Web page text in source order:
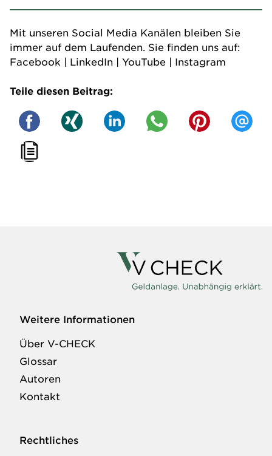
Mit unseren Social Media Kanälen bleiben Sie
immer auf dem Laufenden. Sie finden uns auf:
Facebook | LinkedIn | YouTube | Instagram
Teile diesen Beitrag:
Weitere Informationen
Über V-CHECK
Glossar
Autoren
Kontakt
Rechtliches